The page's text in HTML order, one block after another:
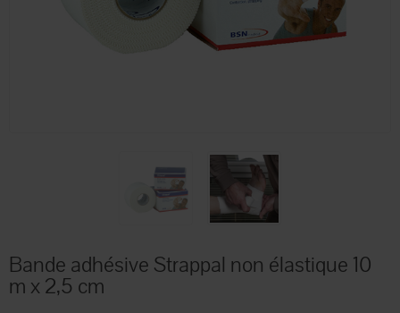
Bande adhésive Strappal non élastique 10
m x 2,5 cm